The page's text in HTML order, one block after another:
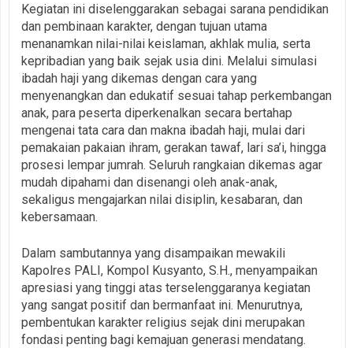
Kegiatan ini diselenggarakan sebagai sarana pendidikan
dan pembinaan karakter, dengan tujuan utama
menanamkan nilai-nilai keislaman, akhlak mulia, serta
kepribadian yang baik sejak usia dini. Melalui simulasi
ibadah haji yang dikemas dengan cara yang
menyenangkan dan edukatif sesuai tahap perkembangan
anak, para peserta diperkenalkan secara bertahap
mengenai tata cara dan makna ibadah haji, mulai dari
pemakaian pakaian ihram, gerakan tawaf, lari sa’i, hingga
prosesi lempar jumrah. Seluruh rangkaian dikemas agar
mudah dipahami dan disenangi oleh anak-anak,
sekaligus mengajarkan nilai disiplin, kesabaran, dan
kebersamaan.
Dalam sambutannya yang disampaikan mewakili
Kapolres PALI, Kompol Kusyanto, S.H., menyampaikan
apresiasi yang tinggi atas terselenggaranya kegiatan
yang sangat positif dan bermanfaat ini. Menurutnya,
pembentukan karakter religius sejak dini merupakan
fondasi penting bagi kemajuan generasi mendatang.